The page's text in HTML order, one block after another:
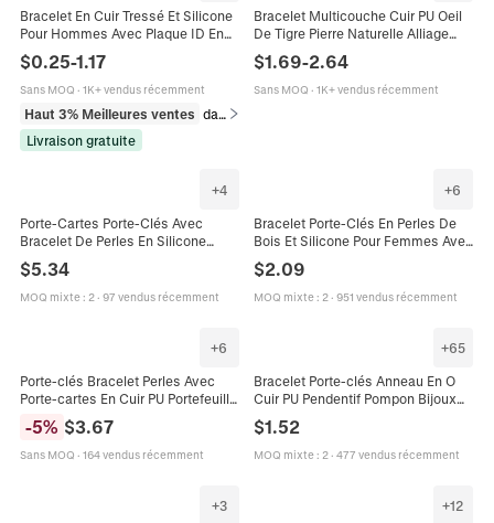
Bracelet En Cuir Tressé Et Silicone
Pour Hommes Avec Plaque ID En
Acier Inoxydable Bijoux Punk Mode
Minimaliste
$0.25-1.17
Sans MOQ · 1K+ vendus récemment
Haut 3% Meilleures ventes
dans Bracelets
Livraison gratuite
Bracelet Multicouche Cuir PU Oeil
De Tigre Pierre Naturelle Alliage
Pendentif Croix Bijoux Tressés
Vintage Fermoir Magnétique
$1.69-2.64
Sans MOQ · 1K+ vendus récemment
+4
Porte-Cartes Porte-Clés Avec
Bracelet De Perles En Silicone
Gland Cuir PU Imprimé Léopard
Vache Pour Femmes
$5.34
MOQ mixte: 2· 97 vendus récemment
+6
Bracelet Porte-Clés En Perles De
Bois Et Silicone Pour Femmes Avec
Gland En Cuir Et Disque En Bois
Style Bohème
$2.09
MOQ mixte: 2· 951 vendus récemment
+6
Porte-clés Bracelet Perles Avec
Porte-cartes En Cuir PU Portefeuille
Gland Perles Silicone Bracelet
Élastique Porte-monnaie
-5% $3.67
Sans MOQ · 164 vendus récemment
+65
Bracelet Porte-clés Anneau En O
Cuir PU Pendentif Pompon Bijoux
Boho Mode Femmes
$1.52
MOQ mixte: 2· 477 vendus récemment
+3 +12